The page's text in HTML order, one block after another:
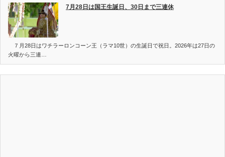
7月28日は国王生誕日、30日まで三連休
７月28日はワチラーロンコーン王（ラマ10世）の生誕日で祝日。2026年は27日の
火曜から三連…